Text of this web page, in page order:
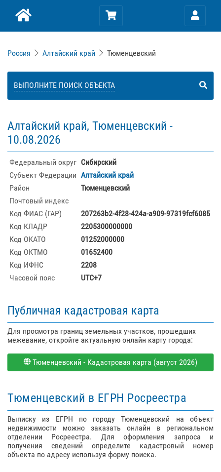
Россия Алтайский край Тюменцевский
ВЫПОЛНИТЕ ПОИСК ОБЪЕКТА
Алтайский край, Тюменцевский -
10.08.2026
Федеральный округ Сибирский
Субъект Федерации Алтайский край
Район
Тюменцевский
Почтовый индекс
Код ФИАС (ГАР)
207263b2-4f28-424a-a909-97319fcf6085
Код КЛАДР
2205300000000
Код ОКАТО
01252000000
Код ОКТМО
01652400
Код ИФНС
2208
Часовой пояс
UTC+7
Публичная кадастровая карта
Для просмотра границ земельных участков, прошедших
межевание, откройте актуальную онлайн карту города:
Тюменцевский - Кадастровая карта (август 2026)
Тюменцевский в ЕГРН Росреестра
Выписку из ЕГРН по городу Тюменцевский на объект
недвижимости можно заказать онлайн в региональном
отделении Росреестра. Для оформления запроса и
получения сведений определите кадастровый номер
объекта по адресу используя форму поиска.